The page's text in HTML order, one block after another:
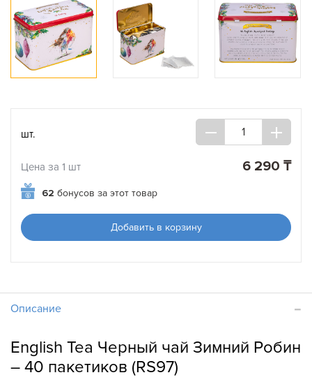
шт.
Цена за 1 шт 6 290 ₸
62 бонусов за этот товар
Добавить в корзину
Описание
English Tea Черный чай Зимний Робин
– 40 пакетиков (RS97)